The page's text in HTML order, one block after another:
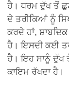
ਹੈ। ਧਰਮ ਦੁੱਖ ਤੋਂ
ਦੇ ਤਰੀਕਿਆਂ ਨੂੰ
ਕਰਦੇ ਹਾਂ,
ਹੈ। ਇਸਦੀ ਕਈ
ਹੈ। ਇਹ ਸਾਨੂੰ ਦੁੱਖ
ਕਾਇਮ ਰੱਖਦਾ ਹੈ।